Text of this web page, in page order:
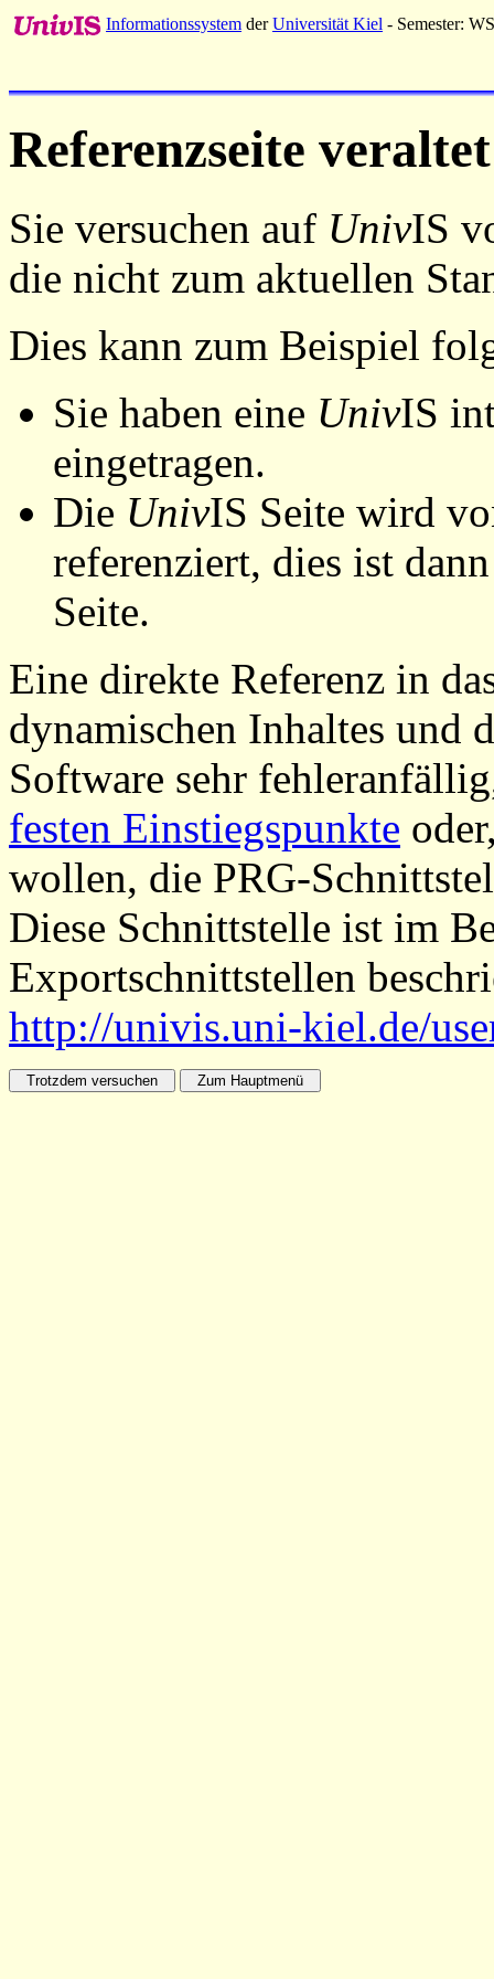
Informationssystem derUniversität Kiel - Semester:
Referenzseite veraltet
Sie versuchen auf UnivIS
die nicht zum aktuellen
Dies kann zum Beispiel
Sie haben eine UnivIS
eingetragen.
Die UnivIS Seite wird
referenziert, dies ist
Seite.
Eine direkte Referenz in
dynamischen Inhaltes und
Software sehr
festen Einstiegspunkte
wollen, die PRG-
Diese Schnittstelle ist im
Exportschnittstellen
http://univis.uni-kiel.de/